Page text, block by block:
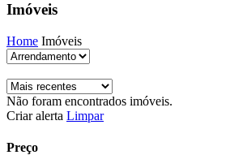
Imóveis
Home Imóveis
Não foram encontrados imóveis.
Criar alerta Limpar
Preço